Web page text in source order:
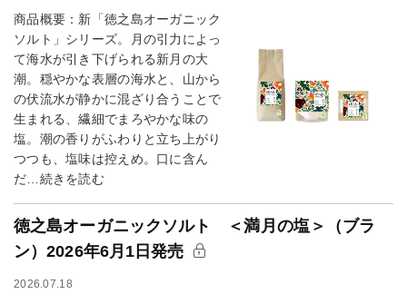
商品概要：新「徳之島オーガニック
ソルト」シリーズ。月の引力によっ
て海水が引き下げられる新月の大
潮。穏やかな表層の海水と、山から
の伏流水が静かに混ざり合うことで
生まれる、繊細でまろやかな味の
塩。潮の香りがふわりと立ち上がり
つつも、塩味は控えめ。口に含ん
だ…続きを読む
徳之島オーガニックソルト ＜満月の塩＞（ブラ
ン）2026年6月1日発売
2026.07.18